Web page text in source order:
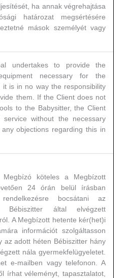
ha annak végrehajtása
határozat megsértésére
mások személyét vagy
undertakes to provide the
necessary for the
it is in no way the responsibility
them. If the Client does not
to the Babysitter, the Client
without the necessary
objections regarding this in
Megbízó köteles a Megbízott
24 órán belül írásban
bocsátani az
Bébiszitter által elvégzett
A Megbízott hetente kér(het)i
információt szolgáltasson
az adott héten Bébiszitter hány
nála gyermekfelügyeletet.
e-mailben vagy telefonon. A
írhat véleményt, tapasztalatot,